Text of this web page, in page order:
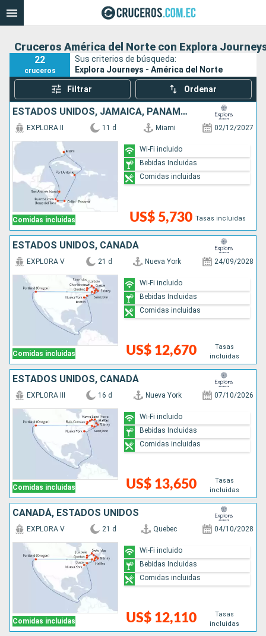
Cruceros América del Norte con Explora
22
cruceros
Sus criterios de búsqueda:
Explora Journeys - América del Norte
Filtrar Ordenar
ESTADOS UNIDOS, JAMAICA, PANAMÁ, COSTA RICA, COLOMBIA
Comidas incluidas
EXPLORA II 11 d Miami 02/12/2027
US$ 5,730 Tasas incluidas
Wi-Fi incluido
Bebidas Incluidas
Comidas incluidas
ESTADOS UNIDOS, CANADÁ
Comidas incluidas
EXPLORA V 21 d Nueva York 24/09/2028
US$ 12,670
Tasas
incluidas
Wi-Fi incluido
Bebidas Incluidas
Comidas incluidas
ESTADOS UNIDOS, CANADÁ
Comidas incluidas
EXPLORA III 16 d Nueva York 07/10/2026
US$ 13,650
Tasas
incluidas
Wi-Fi incluido
Bebidas Incluidas
Comidas incluidas
CANADÁ, ESTADOS UNIDOS
Comidas incluidas
EXPLORA V 21 d Quebec 04/10/2028
US$ 12,110
Tasas
incluidas
Wi-Fi incluido
Bebidas Incluidas
Comidas incluidas